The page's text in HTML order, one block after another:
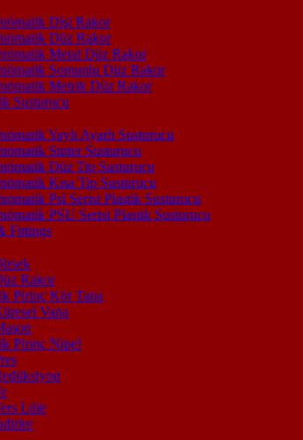
Dişi Rakor
Düz Rakor
Metal Düz Rakor
Somunlu Düz Rakor
Metrik Düz Rakor
Susturucu
Yaylı Ayarlı Susturucu
Sinter Susturucu
Düz Tip Susturucu
Kısa Tip Susturucu
Psl Serisi Plastik Susturucu
PSU Serisi Plastik Susturucu
Fittings
Rakor
Pirinç Kör Tapa
Vana
Pirinç Nipel
Lüle